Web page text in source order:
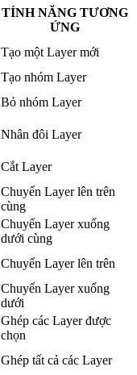
TÍNH NĂNG TƯƠNG
ỨNG
Tạo một Layer mới
Tạo nhóm Layer
Bỏ nhóm Layer
Nhân đôi Layer
Cắt Layer
Chuyển Layer lên trên
cùng
Chuyển Layer xuống
dưới cùng
Chuyển Layer lên trên
Chuyển Layer xuống
dưới
Ghép các Layer được
chọn
Ghép tất cả các Layer